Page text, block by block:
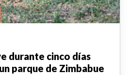
durante cinco días
parque de Zimbabue